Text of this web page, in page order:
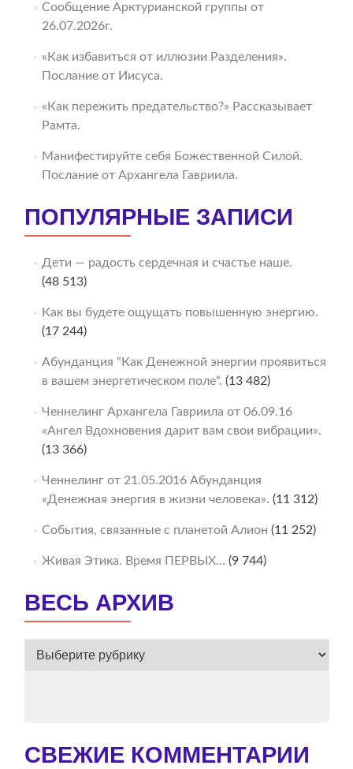
Сообщение Арктурианской группы от
26.07.2026г.
«Как избавиться от иллюзии Разделения».
Послание от Иисуса.
«Как пережить предательство?» Рассказывает
Рамта.
Манифестируйте себя Божественной Силой.
Послание от Архангела Гавриила.
ПОПУЛЯРНЫЕ ЗАПИСИ
Дети — радость сердечная и счастье наше.
(48 513)
Как вы будете ощущать повышенную энергию.
(17 244)
Абунданция “Как Денежной энергии проявиться
в вашем энергетическом поле“. (13 482)
Ченнелинг Архангела Гавриила от 06.09.16
«Ангел Вдохновения дарит вам свои вибрации».
(13 366)
Ченнелинг от 21.05.2016 Абунданция
«Денежная энергия в жизни человека». (11 312)
События, связанные с планетой Алион (11 252)
Живая Этика. Время ПЕРВЫХ… (9 744)
ВЕСЬ АРХИВ
ВЕСЬ
СВЕЖИЕ КОММЕНТАРИИ